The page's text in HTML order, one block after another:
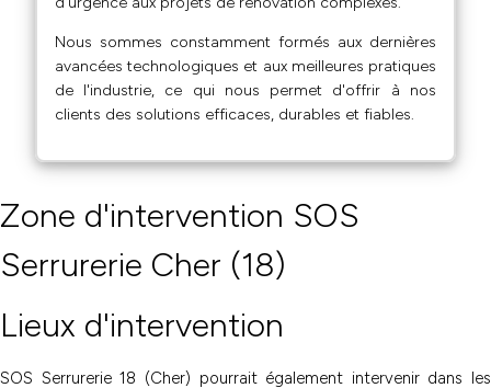
Nous sommes constamment formés aux dernières
avancées technologiques et aux meilleures pratiques
de l'industrie, ce qui nous permet d'offrir à nos
clients des solutions efficaces, durables et fiables.
Zone d'intervention SOS
Serrurerie Cher (18)
Lieux d'intervention
SOS Serrurerie 18 (Cher) pourrait également intervenir dans les